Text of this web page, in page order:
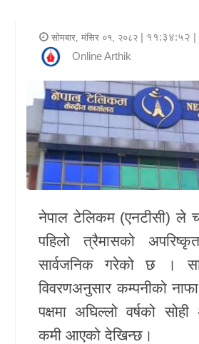
राजनीति
भिडियो
समाचार
सूचना
प्रविधि
शिक्षा
स्वास्थ्य
सोमबार, मंसिर ०१, २०८२ | ११:३४:५२ |
Online Arthik
नेपाल टेलिकम (एनटीसी) ले
पहिलो त्रैमासको
सार्वजनिक गरेको छ ।
विवरणअनुसार कम्पनीको
पक्षमा अघिल्लो वर्षको
कमी आएको देखिन्छ।